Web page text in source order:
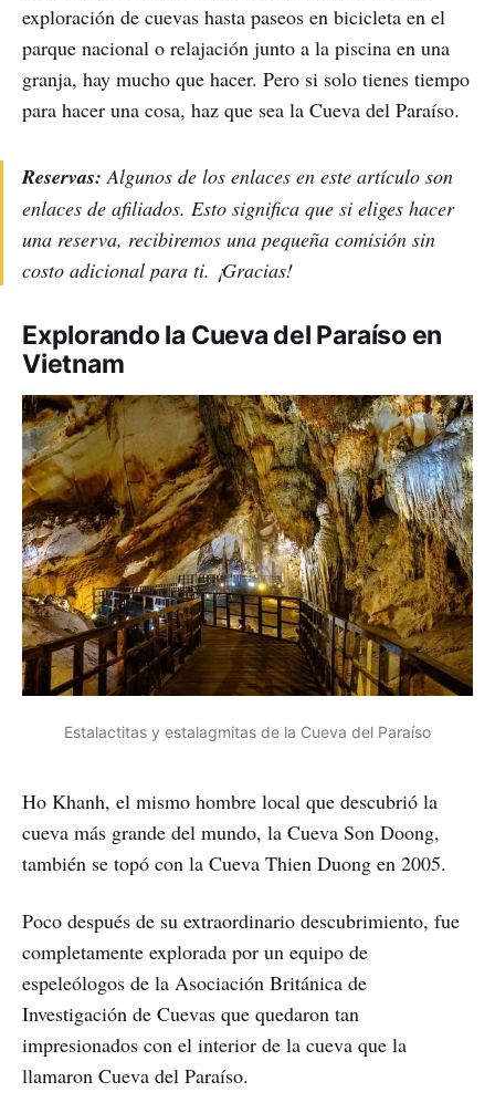
exploración de cuevas hasta paseos en bicicleta en el
parque nacional o relajación junto a la piscina en una
granja, hay mucho que hacer. Pero si solo tienes tiempo
para hacer una cosa, haz que sea la Cueva del Paraíso.
Reservas: Algunos de los enlaces en este artículo son
enlaces de afiliados. Esto significa que si eliges hacer
una reserva, recibiremos una pequeña comisión sin
costo adicional para ti. ¡Gracias!
Explorando la Cueva del Paraíso en
Vietnam
Estalactitas y estalagmitas de la Cueva del Paraíso
Ho Khanh, el mismo hombre local que descubrió la
cueva más grande del mundo, la Cueva Son Doong,
también se topó con la Cueva Thien Duong en 2005.
Poco después de su extraordinario descubrimiento, fue
completamente explorada por un equipo de
espeleólogos de la Asociación Británica de
Investigación de Cuevas que quedaron tan
impresionados con el interior de la cueva que la
llamaron Cueva del Paraíso.